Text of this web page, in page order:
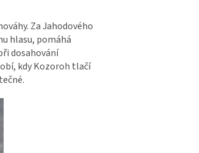
Za Jahodového
hlasu, pomáhá
dosahování
kdy Kozoroh tlačí